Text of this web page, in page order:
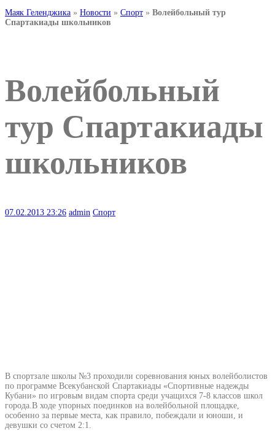
Маяк Геленджика » Новости » Спорт » Волейбольный тур
Спартакиады школьников
Волейбольный
тур Спартакиады
школьников
07.02.2013 23:26 admin Спорт
В спортзале школы №3 проходили соревнования юных волейболистов
по программе Всекубанской Спартакиады «Спортивные надежды
Кубани» по игровым видам спорта среди учащихся 7-8 классов школ
города.В ходе упорных поединков на волейбольной площадке,
особенно за первые места, как правило, побеждали и юноши, и
девушки со счетом 2:1.